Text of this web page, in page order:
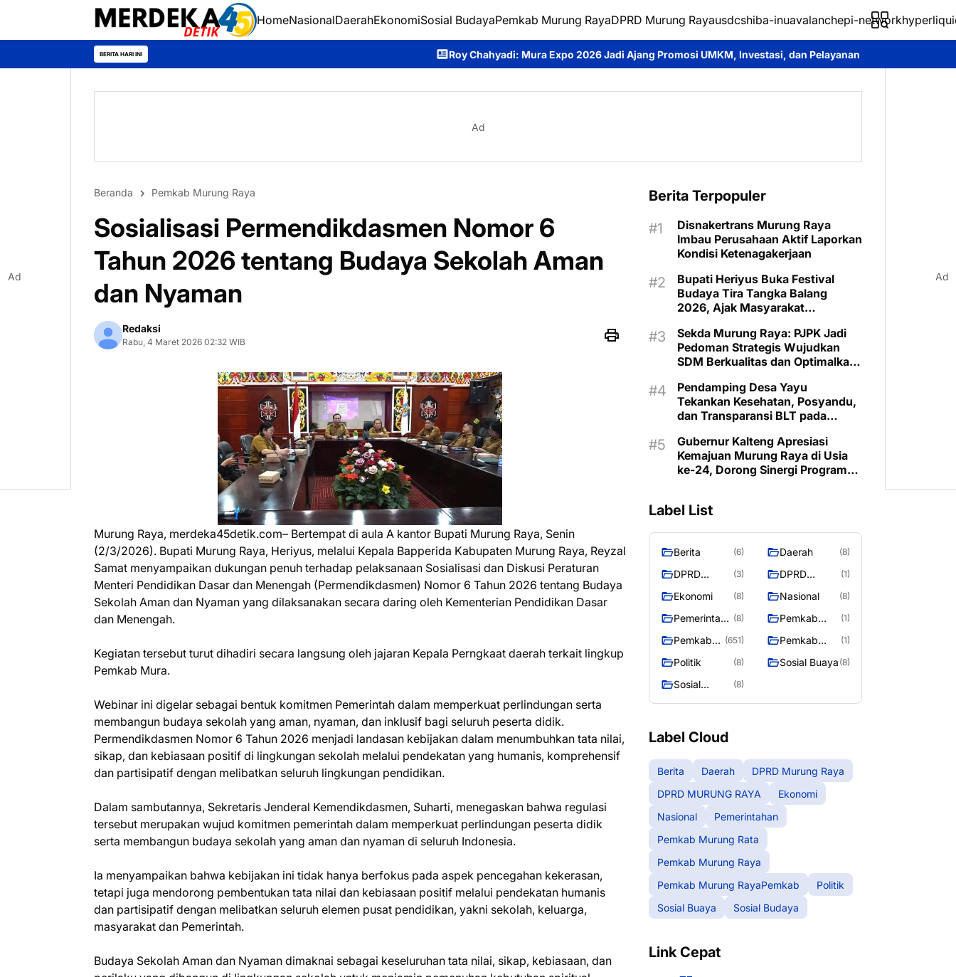
HomeNasionalDaerahEkonomiSosial BudayaPemkab Murung RayaDPRD Murung Rayausdcshiba-inuavalanchepi-network
BERITA HARI INI Roy Chahyadi: Mura Expo 2026 Jadi Ajang Promosi UMKM, Investasi, dan Pelayanan Publik Bupati Heriyus Buka Mura Expo
Ad
Beranda Pemkab Murung Raya
Sosialisasi Permendikdasmen Nomor 6
Tahun 2026 tentang Budaya Sekolah Aman
dan Nyaman
Redaksi
Rabu, 4 Maret 2026 02:32 WIB
Murung Raya, merdeka45detik.com– Bertempat di aula A kantor Bupati Murung Raya, Senin
(2/3/2026). Bupati Murung Raya, Heriyus, melalui Kepala Bapperida Kabupaten Murung Raya, Reyzal
Samat menyampaikan dukungan penuh terhadap pelaksanaan Sosialisasi dan Diskusi Peraturan
Menteri Pendidikan Dasar dan Menengah (Permendikdasmen) Nomor 6 Tahun 2026 tentang Budaya
Sekolah Aman dan Nyaman yang dilaksanakan secara daring oleh Kementerian Pendidikan Dasar
dan Menengah.
Kegiatan tersebut turut dihadiri secara langsung oleh jajaran Kepala Perngkaat daerah terkait lingkup
Pemkab Mura.
Webinar ini digelar sebagai bentuk komitmen Pemerintah dalam memperkuat perlindungan serta
membangun budaya sekolah yang aman, nyaman, dan inklusif bagi seluruh peserta didik.
Permendikdasmen Nomor 6 Tahun 2026 menjadi landasan kebijakan dalam menumbuhkan tata nilai,
sikap, dan kebiasaan positif di lingkungan sekolah melalui pendekatan yang humanis, komprehensif
dan partisipatif dengan melibatkan seluruh lingkungan pendidikan.
Dalam sambutannya, Sekretaris Jenderal Kemendikdasmen, Suharti, menegaskan bahwa regulasi
tersebut merupakan wujud komitmen pemerintah dalam memperkuat perlindungan peserta didik
serta membangun budaya sekolah yang aman dan nyaman di seluruh Indonesia.
Ia menyampaikan bahwa kebijakan ini tidak hanya berfokus pada aspek pencegahan kekerasan,
tetapi juga mendorong pembentukan tata nilai dan kebiasaan positif melalui pendekatan humanis
dan partisipatif dengan melibatkan seluruh elemen pusat pendidikan, yakni sekolah, keluarga,
masyarakat dan Pemerintah.
Budaya Sekolah Aman dan Nyaman dimaknai sebagai keseluruhan tata nilai, sikap, kebiasaan, dan
Berita Terpopuler
Disnakertrans Murung Raya
Imbau Perusahaan Aktif Laporkan
Kondisi Ketenagakerjaan
Bupati Heriyus Buka Festival
Budaya Tira Tangka Balang
2026, Ajak Masyarakat
Sekda Murung Raya: PJPK Jadi
Pedoman Strategis Wujudkan
SDM Berkualitas dan Optimalkan
Pendamping Desa Yayu
Tekankan Kesehatan, Posyandu,
dan Transparansi BLT pada
Gubernur Kalteng Apresiasi
Kemajuan Murung Raya di Usia
ke-24, Dorong Sinergi Program
Label List
Berita (6) Daerah (8)
DPRD
Raya
(3)
DPRD
RAYA
(1)
Ekonomi (8) Nasional (8)
Pemerintaha (8)
Pemkab
(1)
Pemkab
Raya
(651)
Pemkab
RayaPemka
(1)
Politik (8) Sosial Buaya (8)
Sosial
(8)
Label Cloud
Berita Daerah
DPRD Murung Raya
DPRD MURUNG RAYA
Ekonomi
Nasional
Pemerintahan
Pemkab Murung Rata
Pemkab Murung Raya
Pemkab Murung RayaPemkab
Politik
Sosial Buaya
Sosial Budaya
Link Cepat
Ad Ad